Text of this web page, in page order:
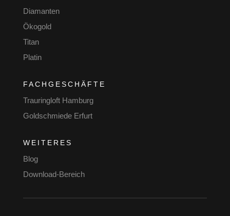
Diamanten
Ökogold
Titan
Platin
FACHGESCHÄFTE
Trauringloft Hamburg
Goldschmiede Erfurt
WEITERES
Blog
Download-Bereich